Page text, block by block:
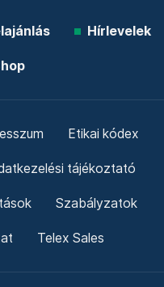
Hírlevelek
Etikai kódex
tájékoztató
Szabályzatok
Telex Sales